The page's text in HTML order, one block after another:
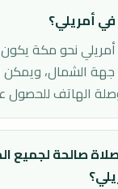
في أمريلي؟
نحو مكة يكون
276° من جهة الشمال،
الهاتف للحصول
صالحة لجميع